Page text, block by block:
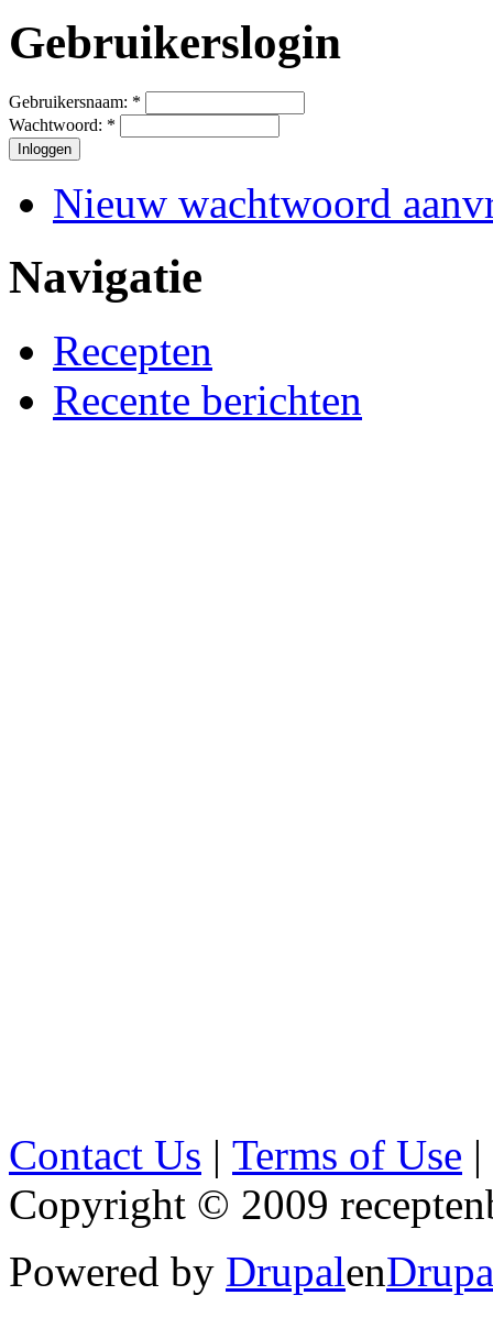
Gebruikerslogin
Gebruikersnaam: *
Wachtwoord: *
Nieuw wachtwoord
Navigatie
Recepten
Recente berichten
Contact Us | Terms of Use |
Copyright © 2009
Powered by Drupalen